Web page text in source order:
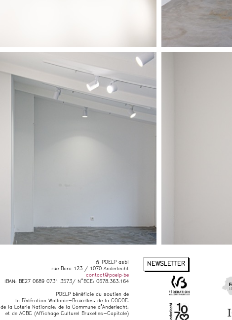
© POELP asbl
rue Bara 123 / 1070 Anderlecht
contact@poelp.be
IBAN: BE27 0689 0731 3573/ N°BCE: 0678.363.164
POELP bénéficie du soutien de
la Fédération Wallonie-Bruxelles, de la COCOF,
de la Loterie Nationale, de la Commune d’Anderlecht,
et de ACBC (Affichage Culturel Bruxelles-Capitale)
NEWSLETTER